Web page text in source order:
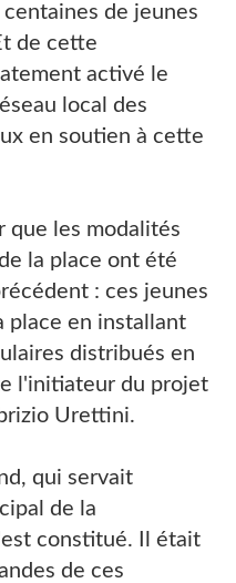
de jeunes
de cette
activé le
local des
en soutien à cette
que les modalités
la place ont été
: ces jeunes
place en installant
distribués en
l'initiateur du projet
Urettini.
qui servait
de la
constitué. Il était
de ces